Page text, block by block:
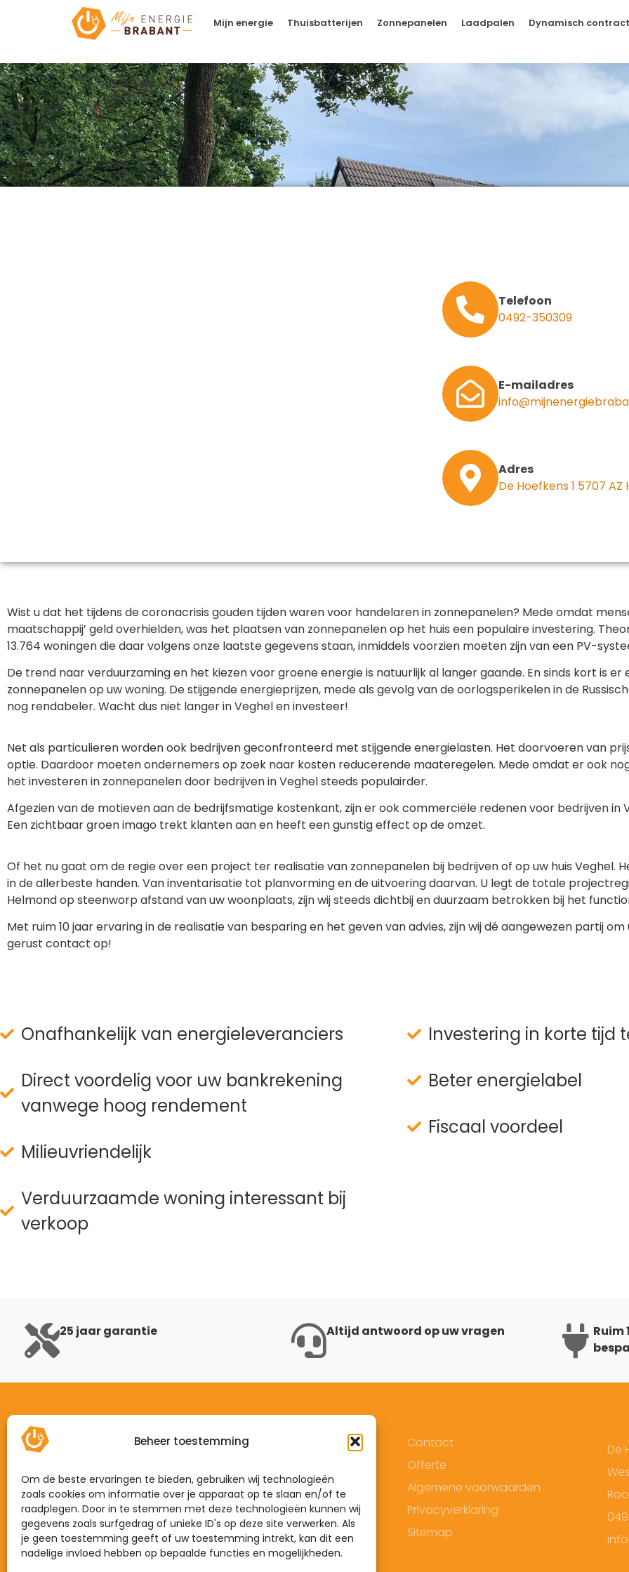
Beheer toestemming
Om de beste ervaringen te bieden, gebruiken wij technologieën
zoals cookies om informatie over je apparaat op te slaan en/of te
raadplegen. Door in te stemmen met deze technologieën kunnen wij
gegevens zoals surfgedrag of unieke ID's op deze site verwerken. Als
je geen toestemming geeft of uw toestemming intrekt, kan dit een
nadelige invloed hebben op bepaalde functies en mogelijkheden.
Mijn energie Thuisbatterijen Zonnepanelen Laadpalen Dynamisch contract
Telefoon
0492-350309
E-mailadres
Adres
De Hoefkens 1 5707 AZ
Wist u dat het tijdens de coronacrisis gouden tijden waren voor handelaren in zonnepanelen? Mede omdat
maatschappij’ geld overhielden, was het plaatsen van zonnepanelen op het huis een populaire investering.
13.764 woningen die daar volgens onze laatste gegevens staan, inmiddels voorzien moeten zijn van een PV-
De trend naar verduurzaming en het kiezen voor groene energie is natuurlijk al langer gaande. En sinds kort is
zonnepanelen op uw woning. De stijgende energieprijzen, mede als gevolg van de oorlogsperikelen in de
nog rendabeler. Wacht dus niet langer in Veghel en investeer!
Net als particulieren worden ook bedrijven geconfronteerd met stijgende energielasten. Het doorvoeren van
optie. Daardoor moeten ondernemers op zoek naar kosten reducerende maateregelen. Mede omdat er ook
het investeren in zonnepanelen door bedrijven in Veghel steeds populairder.
Afgezien van de motieven aan de bedrijfsmatige kostenkant, zijn er ook commerciële redenen voor bedrijven in
Een zichtbaar groen imago trekt klanten aan en heeft een gunstig effect op de omzet.
Of het nu gaat om de regie over een project ter realisatie van zonnepanelen bij bedrijven of op uw huis Veghel.
in de allerbeste handen. Van inventarisatie tot planvorming en de uitvoering daarvan. U legt de totale
Helmond op steenworp afstand van uw woonplaats, zijn wij steeds dichtbij en duurzaam betrokken bij het
Met ruim 10 jaar ervaring in de realisatie van besparing en het geven van advies, zijn wij dé aangewezen partij
gerust contact op!
Onafhankelijk van energieleveranciers
Direct voordelig voor uw bankrekening
vanwege hoog rendement
Milieuvriendelijk
Verduurzaamde woning interessant bij
verkoop
Investering in korte tijd
Beter energielabel
Fiscaal voordeel
25 jaar garantie Altijd antwoord op uw vragen
Ruim
Home
Mijn energie
Dynamisch
Zonnepanelen
Laadpalen
Thuisbatterijen
Contact
Offerte
Algemene voorwaarden
Privacyverklaring
Sitemap
De